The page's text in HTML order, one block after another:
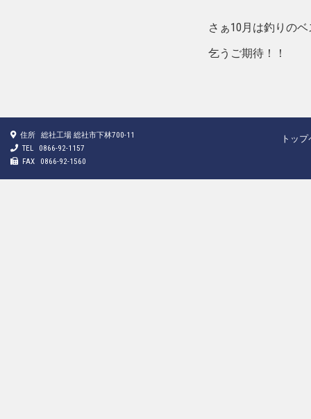
さぁ10月は釣りの
乞うご期待！！
住所
総社工場 総社市下林700-11
TEL
0866-92-1157
FAX
0866-92-1560
トッ